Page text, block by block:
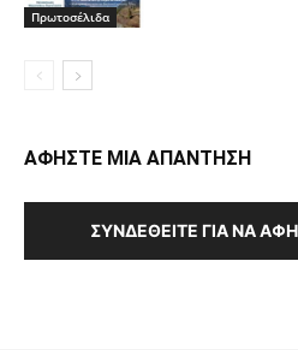
Πρωτοσέλιδα
ΑΦΗΣΤΕ ΜΙΑ ΑΠΑΝΤΗΣΗ
ΣΥΝΔΕΘΕΊΤΕ ΓΙΑ ΝΑ